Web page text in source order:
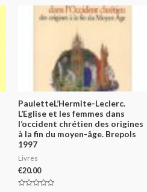
PauletteL’Hermite-Leclerc.
L’Eglise et les femmes dans
l’occident chrétien des origines
à la fin du moyen-âge. Brepols
1997
Livres
€20.00